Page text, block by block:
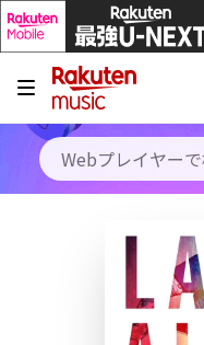
キャンペーン
料金プラン
使い方
初回30日間無料お試し